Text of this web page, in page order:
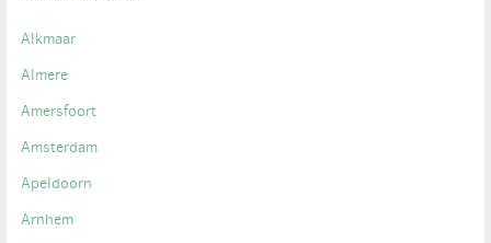
Alkmaar
Almere
Amersfoort
Amsterdam
Apeldoorn
Arnhem